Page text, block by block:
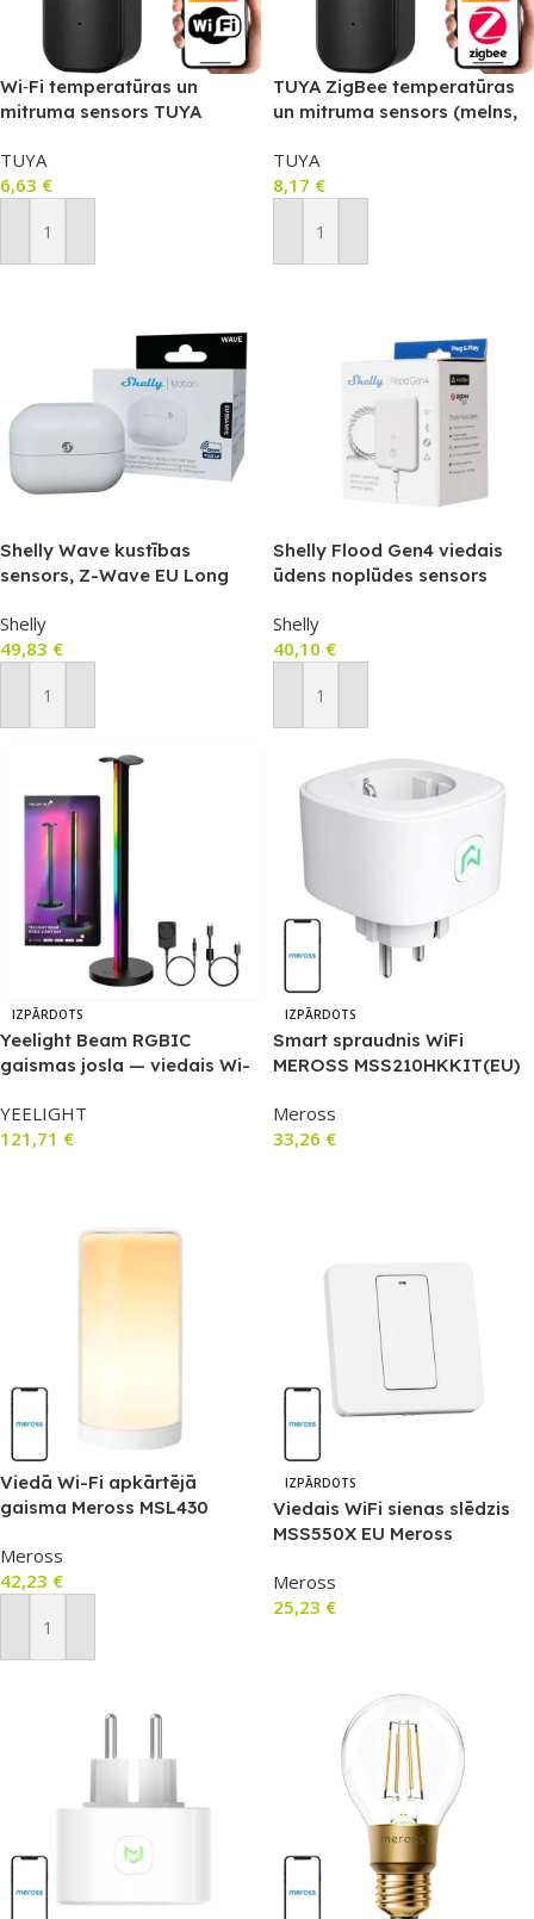
Wi‑Fi temperatūras un
mitruma sensors TUYA
T022C
TUYA
6,63 €
Pievienot Grozam
TUYA ZigBee temperatūras
un mitruma sensors (melns,
TUYA
8,17 €
Pievienot Grozam
Shelly Wave kustības
sensors, Z-Wave EU Long
Shelly
49,83 €
Pievienot Grozam
Shelly Flood Gen4 viedais
ūdens noplūdes sensors
Shelly
40,10 €
Pievienot Grozam
IZPĀRDOTS
Yeelight Beam RGBIC
gaismas josla — viedais Wi-
gaismas komplekts (2 gab.
gaismas joslas), saderīgs ar
YEELIGHT
121,71 €
IZPĀRDOTS
Smart spraudnis WiFi
MEROSS MSS210HKKIT(EU)
Meross
33,26 €
Viedā Wi-Fi apkārtējā
gaisma Meross MSL430
Meross
42,23 €
Pievienot Grozam
IZPĀRDOTS
Viedais WiFi sienas slēdzis
MSS550X EU Meross
Meross
25,23 €